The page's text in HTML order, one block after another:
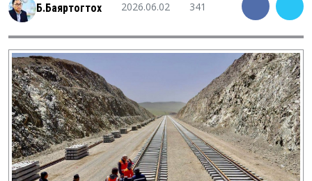
Б.Баяртогтох 2026.06.02 341